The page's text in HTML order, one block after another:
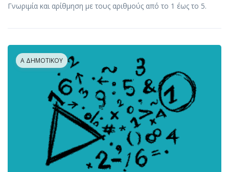
Γνωριμία και αρίθμηση με τους αριθμούς από το 1 έως το 5.
Α ΔΗΜΟΤΙΚΟΎ